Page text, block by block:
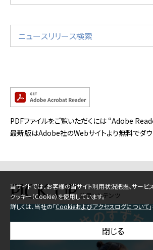
PDFファイルをご覧いただくには “Adobe
最新版はAdobe社のWebサイトより無料でダウ
PICK UP 注目コンテンツ
当サイトでは、お客様の当サイト利用状況把握、サービ
クッキー（Cookie）を使用しています。
詳しくは、当社の「Cookieおよびアクセスログについて
閉じる